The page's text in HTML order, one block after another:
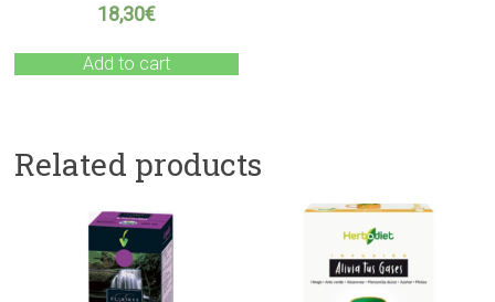
18,30€
Add to cart
Related products